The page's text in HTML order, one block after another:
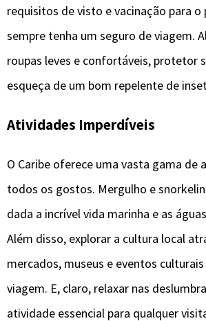
requisitos de visto e vacinação para o
sempre tenha um seguro de viagem.
roupas leves e confortáveis, protetor
esqueça de um bom repelente de
Atividades Imperdíveis
O Caribe oferece uma vasta gama de
todos os gostos. Mergulho e
dada a incrível vida marinha e as
Além disso, explorar a cultura local
mercados, museus e eventos
viagem. E, claro, relaxar nas
atividade essencial para qualquer